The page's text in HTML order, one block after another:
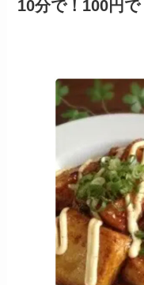
10分で！100円